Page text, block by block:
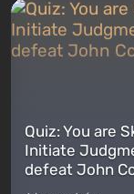
Quiz: You are
Initiate
defeat John